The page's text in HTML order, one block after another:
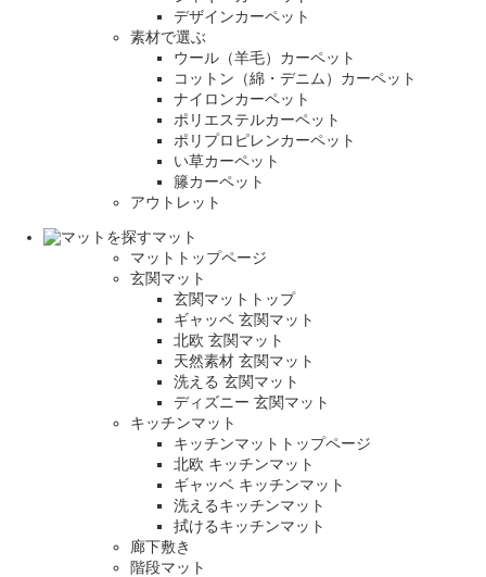
デザインカーペット
素材で選ぶ
ウール（羊毛）カーペット
コットン（綿・デニム）カーペット
ナイロンカーペット
ポリエステルカーペット
ポリプロピレンカーペット
い草カーペット
籐カーペット
アウトレット
マット
マットトップページ
玄関マット
玄関マットトップ
ギャッベ 玄関マット
北欧 玄関マット
天然素材 玄関マット
洗える 玄関マット
ディズニー 玄関マット
キッチンマット
キッチンマットトップページ
北欧 キッチンマット
ギャッベ キッチンマット
洗えるキッチンマット
拭けるキッチンマット
廊下敷き
階段マット